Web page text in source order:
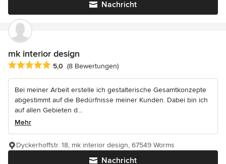
Nachricht
mk interior design
Durchschnittliche Bewertung: 5 von 5 Sternen
5,0 (8 Bewertungen)
Bei meiner Arbeit erstelle ich gestalterische Gesamtkonzepte
abgestimmt auf die Bedürfnisse meiner Kunden. Dabei bin ich
auf allen Gebieten d...
Mehr
Nachricht
Dyckerhoffstr. 18, mk interior design, 67549 Worms